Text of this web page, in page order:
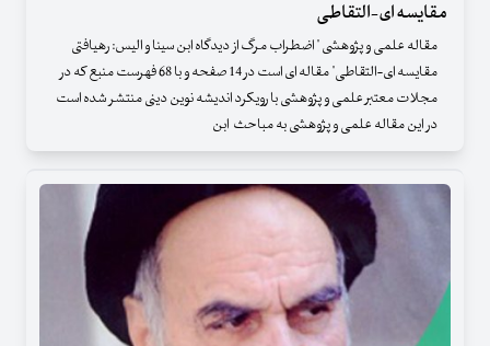
مقایسه ای-التقاطی
مقاله علمی و پژوهشی " اضطراب مرگ از دیدگاه ابن سینا و الیس: رهیافتی
مقایسه ای-التقاطی" مقاله ای است در 14 صفحه و با 68 فهرست منبع که در
مجلات معتبر علمی و پژوهشی با رویکرد اندیشه نوین دینی منتشر شده است
در این مقاله علمی و پژوهشی به مباحث ابن